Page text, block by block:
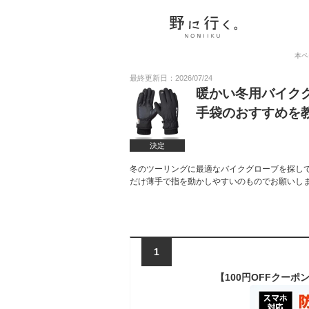
本
最終更新日：2026/07/24
決定
暖かい冬用バイク
手袋のおすすめを
冬のツーリングに最適なバイクグローブを探
だけ薄手で指を動かしやすいのものでお願い
1